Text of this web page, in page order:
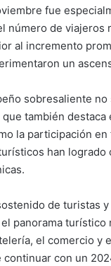
fue
número de
al incremento
un
sobresaliente
que también
la participación
han logrado
de turistas
el panorama
el comercio y
continuar con un